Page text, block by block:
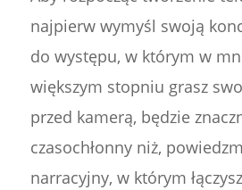
najpierw wymyśl swoją
do występu, w którym w
większym stopniu grasz
przed kamerą, będzie
czasochłonny niż,
narracyjny, w którym